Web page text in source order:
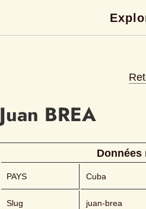
Juan BREA
Données
PAYS Cuba
Slug juan-brea